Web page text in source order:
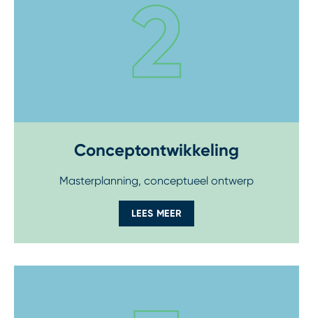
Conceptontwikkeling
Masterplanning, conceptueel ontwerp
LEES MEER